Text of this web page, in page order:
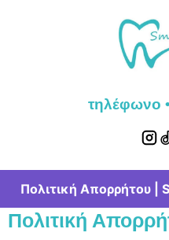
τηλέφωνο
Πολιτική Απορρήτου |
Πολιτική